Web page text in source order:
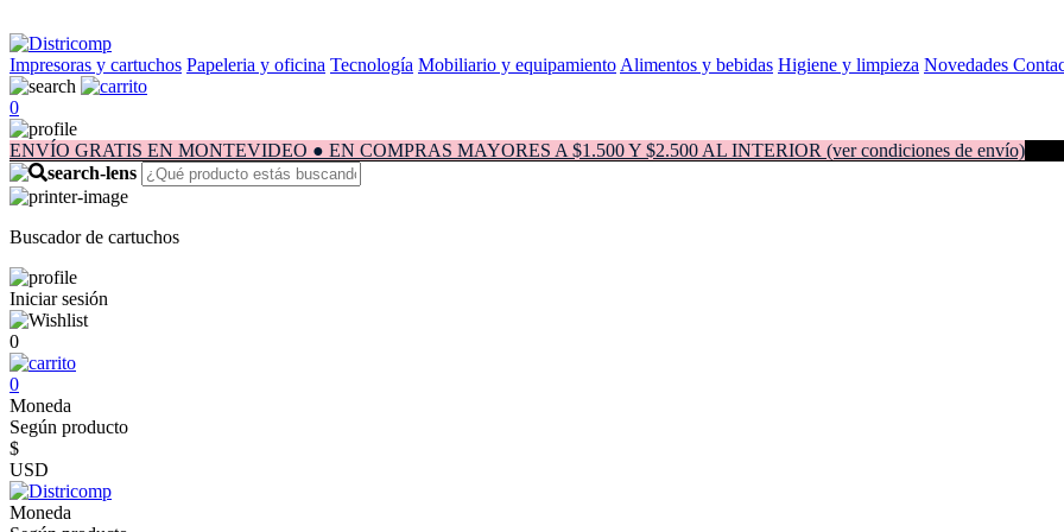
Impresoras y cartuchos Papeleria y oficina Tecnología Mobiliario y equipamiento Alimentos y bebidas Higiene y limpieza Novedades
0
ENVÍO GRATIS EN MONTEVIDEO ● EN COMPRAS MAYORES A $1.500 Y $2.500 AL INTERIOR (ver condiciones de envío)
Buscador de cartuchos
Iniciar sesión
0
0
Moneda
Según producto
$
USD
Moneda